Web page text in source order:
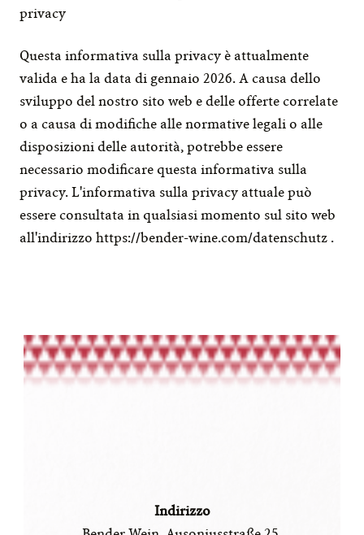
privacy
Questa informativa sulla privacy è attualmente
valida e ha la data di gennaio 2026. A causa dello
sviluppo del nostro sito web e delle offerte correlate
o a causa di modifiche alle normative legali o alle
disposizioni delle autorità, potrebbe essere
necessario modificare questa informativa sulla
privacy. L'informativa sulla privacy attuale può
essere consultata in qualsiasi momento sul sito web
all'indirizzo https://bender-wine.com/datenschutz .
Indirizzo